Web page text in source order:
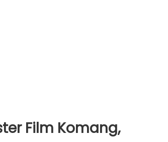
Film Komang,